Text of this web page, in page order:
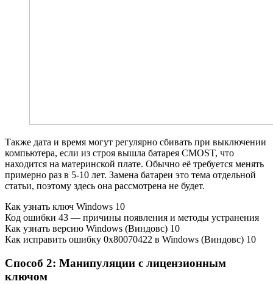
Также дата и время могут регулярно сбивать при выключении
компьютера, если из строя вышла батарея CMOST, что
находится на материнской плате. Обычно её требуется менять
примерно раз в 5-10 лет. Замена батареи это тема отдельной
статьи, поэтому здесь она рассмотрена не будет.
Как узнать ключ Windows 10
Код ошибки 43 — причины появления и методы устранения
Как узнать версию Windows (Виндовс) 10
Как исправить ошибку 0x80070422 в Windows (Виндовс) 10
Способ 2: Манипуляции с лицензионным
ключом